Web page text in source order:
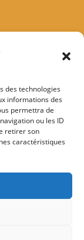
des technologies
informations des
permettra de
ou les ID
retirer son
caractéristiques
Bois - Tous droits